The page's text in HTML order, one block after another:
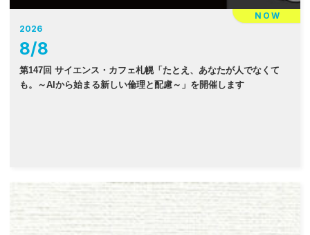
NOW
2026
8/8
第147回 サイエンス・カフェ札幌「たとえ、あなたが人でなくて
も。～AIから始まる新しい倫理と配慮～」を開催します